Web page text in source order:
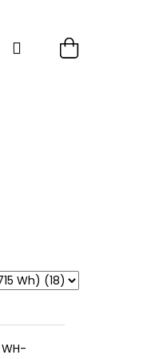
PřihlášeníNákupní
WH-